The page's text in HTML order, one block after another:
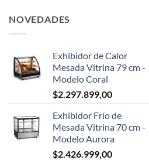
NOVEDADES
Exhibidor de Calor
Mesada Vitrina 79 cm -
Modelo Coral
$2.297.899,00
Exhibidor Frío de
Mesada Vitrina 70 cm -
Modelo Aurora
$2.426.999,00